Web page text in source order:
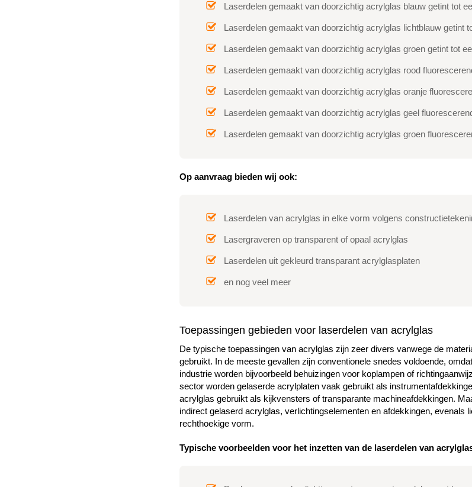
Laserdelen gemaakt van doorzichtig acrylglas blauw getint tot
Laserdelen gemaakt van doorzichtig acrylglas lichtblauw
Laserdelen gemaakt van doorzichtig acrylglas groen getint tot
Laserdelen gemaakt van doorzichtig acrylglas rood
Laserdelen gemaakt van doorzichtig acrylglas oranje
Laserdelen gemaakt van doorzichtig acrylglas geel
Laserdelen gemaakt van doorzichtig acrylglas groen
Op aanvraag bieden wij ook:
Laserdelen van acrylglas in elke vorm volgens
Lasergraveren op transparent of opaal acrylglas
Laserdelen uit gekleurd transparant acrylglasplaten
en nog veel meer
Toepassingen gebieden voor laserdelen van acrylglas
De typische toepassingen van acrylglas zijn zeer divers vanwege de
gebruikt. In de meeste gevallen zijn conventionele snedes voldoende,
industrie worden bijvoorbeeld behuizingen voor koplampen of
sector worden gelaserde acrylplaten vaak gebruikt als
acrylglas gebruikt als kijkvensters of transparante machineafdekkingen.
indirect gelaserd acrylglas, verlichtingselementen en afdekkingen,
rechthoekige vorm.
Typische voorbeelden voor het inzetten van de laserdelen van